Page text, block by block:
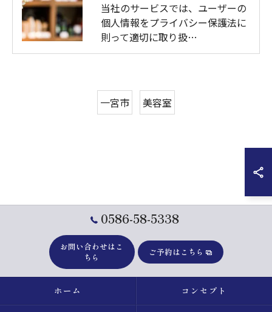
当社のサービスでは、ユーザーの
個人情報をプライバシー保護法に
則って適切に取り扱…
一宮市 美容室
0586-58-5338
お問い合わせはこ
ちら
ご予約はこちら
ホーム コンセプト